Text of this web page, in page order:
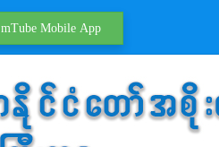
mTube Mobile App